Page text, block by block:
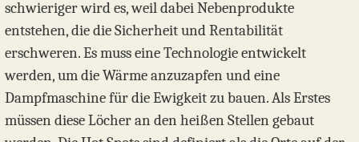
schwieriger wird es, weil dabei Nebenprodukte
entstehen, die die Sicherheit und Rentabilität
erschweren. Es muss eine Technologie entwickelt
werden, um die Wärme anzuzapfen und eine
Dampfmaschine für die Ewigkeit zu bauen. Als Erstes
müssen diese Löcher an den heißen Stellen gebaut